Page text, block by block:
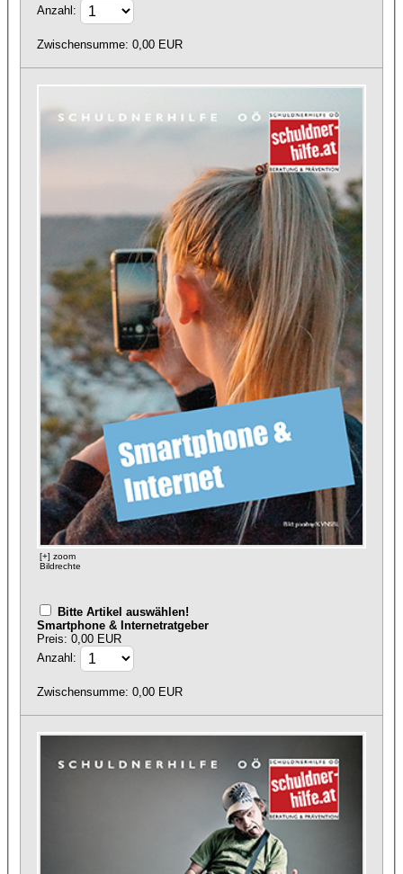
Anzahl:
Zwischensumme: 0,00 EUR
[+] zoom
Bildrechte
Bitte Artikel auswählen!
Smartphone & Internetratgeber
Preis: 0,00 EUR
Anzahl:
Zwischensumme: 0,00 EUR